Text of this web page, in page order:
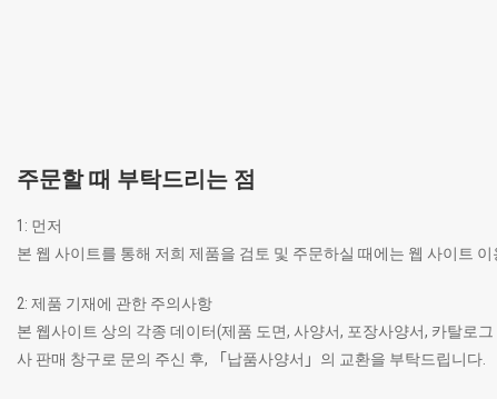
IMSA-10144B-140Y900
주문할 때 부탁드리는 점
1: 먼저
본 웹 사이트를 통해 저희 제품을 검토 및 주문하실 때에는 웹 사이트
2: 제품 기재에 관한 주의사항
본 웹사이트 상의 각종 데이터(제품 도면, 사양서, 포장사양서, 카탈로
사 판매 창구로 문의 주신 후, 「납품사양서」의 교환을 부탁드립니다.